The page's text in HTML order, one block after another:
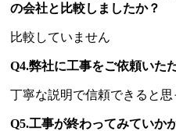
の会社と比較しましたか？
比較していません
Q4.弊社に工事をご依頼いた
丁寧な説明で信頼できると
Q5.工事が終わってみていか